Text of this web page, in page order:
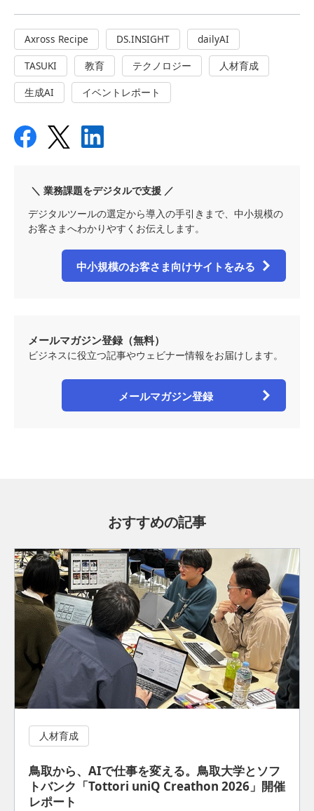
Axross Recipe DS.INSIGHT
dailyAI
TASUKI
教育 テクノロジー
人材育成
生成AI
イベントレポート
＼ 業務課題をデジタルで支援 ／
デジタルツールの選定から導入の手引きまで、中小規模の
お客さまへわかりやすくお伝えします。
中小規模のお客さま向けサイトをみる
メールマガジン登録（無料）
ビジネスに役立つ記事やウェビナー情報をお届けします。
メールマガジン登録
おすすめの記事
人材育成
鳥取から、AIで仕事を変える。鳥取大学とソフ
トバンク「Tottori uniQ Creathon 2026」開催
レポート